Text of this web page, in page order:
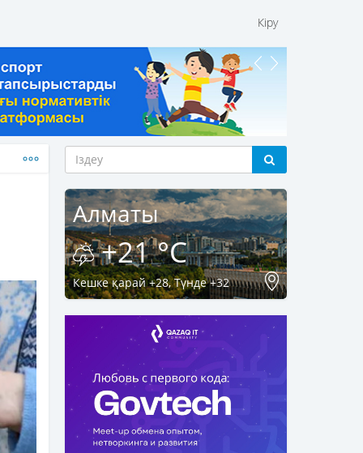
Кіру
Алматы
+21 °C
Кешке қарай +28, Түнде +32